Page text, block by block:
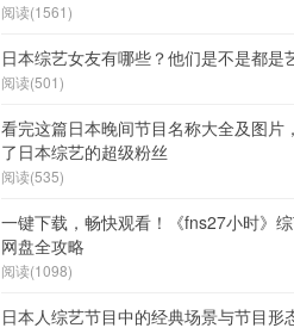
阅读(1561)
日本综艺女友有哪些？他们是不是都是
阅读(501)
看完这篇日本晚间节目名称大全及图片
了日本综艺的超级粉丝
阅读(535)
一键下载，畅快观看！《fns27小时》
网盘全攻略
阅读(1098)
日本人综艺节目中的经典场景与节目形